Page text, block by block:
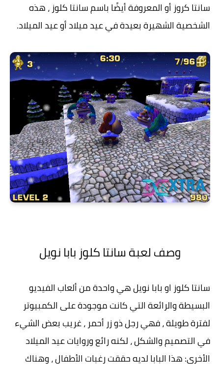
سانتا كروز أو المعروفة أيضًا باسم سانتا كلوز ، هذه
الشخصية الشهيرة بعيدة في عيد ميلاد أو عيد الميلاد.
وصف لعبة سانتا كلوز بابا نويل
سانتا كلوز او بابا نويل هي واحدة من ألعاب الفيديو
البسيطة والرائعة التي كانت موجودة على الكمبيوتر
لفترة طويلة ، فهي رجل ذو زر أحمر ، غريب بعض الشيء
في التصميم والشكل ، لكنه رائع وروايات عيد الميلاد
الأخرى: هذا البابا لديه حققت رغبات الأطفال ، وهناك